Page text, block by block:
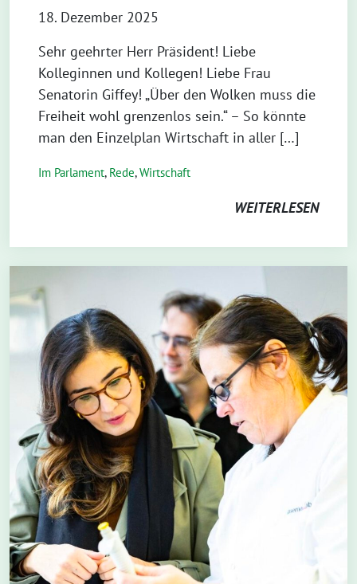
18. Dezember 2025
Sehr geehrter Herr Präsident! Liebe
Kolleginnen und Kollegen! Liebe Frau
Senatorin Giffey! „Über den Wolken muss die
Freiheit wohl grenzenlos sein.“ – So könnte
man den Einzelplan Wirtschaft in aller […]
Im Parlament, Rede,Wirtschaft
WEITERLESEN